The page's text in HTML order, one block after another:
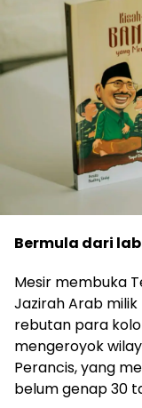
Bermula dari
Mesir membuka
Jazirah Arab
rebutan para
mengeroyok
Perancis, yang
belum genap 30